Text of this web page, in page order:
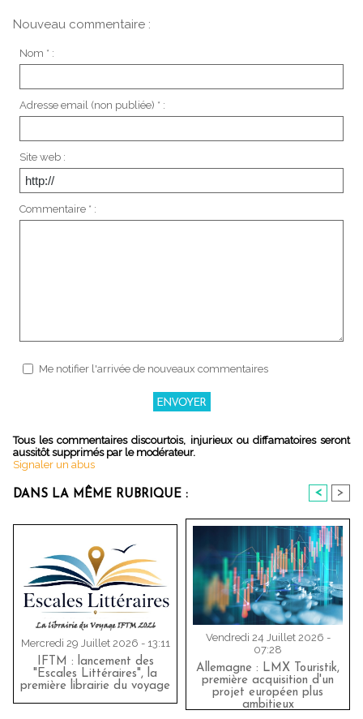
Nouveau commentaire :
Nom * :
Adresse email (non publiée) * :
Site web :
Commentaire * :
Me notifier l'arrivée de nouveaux commentaires
Tous les commentaires discourtois, injurieux ou diffamatoires seront
aussitôt supprimés par le modérateur.
Signaler un abus
DANS LA MÊME RUBRIQUE : < >
Mercredi 29 Juillet 2026 - 13:11
IFTM : lancement des
"Escales Littéraires", la
première librairie du voyage
Vendredi 24 Juillet 2026 -
07:28
Allemagne : LMX Touristik,
première acquisition d'un
projet européen plus
ambitieux